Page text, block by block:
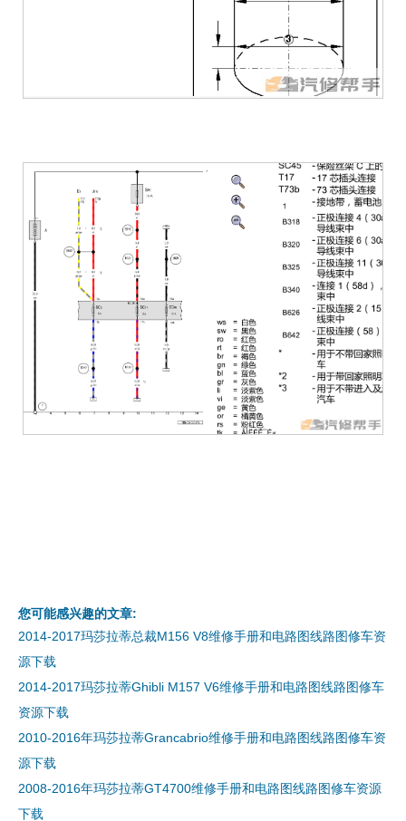
您可能感兴趣的文章:
2014-2017玛莎拉蒂总裁M156 V8维修手册和电路图线路图修车资
源下载
2014-2017玛莎拉蒂Ghibli M157 V6维修手册和电路图线路图修车
资源下载
2010-2016年玛莎拉蒂Grancabrio维修手册和电路图线路图修车资
源下载
2008-2016年玛莎拉蒂GT4700维修手册和电路图线路图修车资源
下载